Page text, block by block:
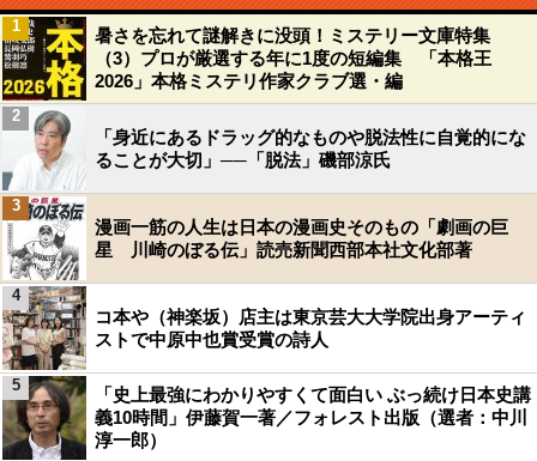
暑さを忘れて謎解きに没頭！ミステリー文庫特集
（3）プロが厳選する年に1度の短編集 「本格王
2026」本格ミステリ作家クラブ選・編
1
「身近にあるドラッグ的なものや脱法性に自覚的にな
ることが大切」──「脱法」磯部涼氏
2
漫画一筋の人生は日本の漫画史そのもの「劇画の巨
星 川崎のぼる伝」読売新聞西部本社文化部著
3
コ本や（神楽坂）店主は東京芸大大学院出身アーティ
ストで中原中也賞受賞の詩人
4
「史上最強にわかりやすくて面白い ぶっ続け日本史講
義10時間」伊藤賀一著／フォレスト出版（選者：中川
淳一郎）
5